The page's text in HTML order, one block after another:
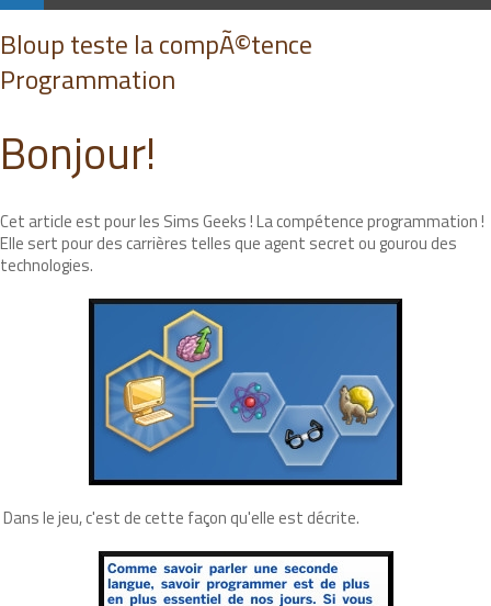
Bloup teste la compÃ©tence
Programmation
Bonjour!
Cet article est pour les Sims Geeks ! La compétence programmation !
Elle sert pour des carrières telles que agent secret ou gourou des
technologies.
Dans le jeu, c'est de cette façon qu'elle est décrite.